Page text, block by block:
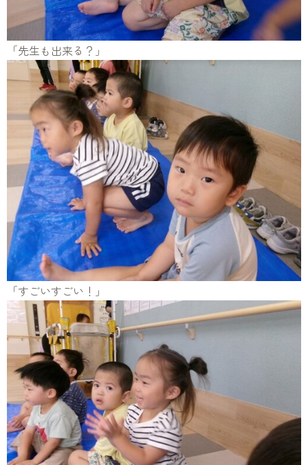
「先生も出来る？」
「すごいすごい！」